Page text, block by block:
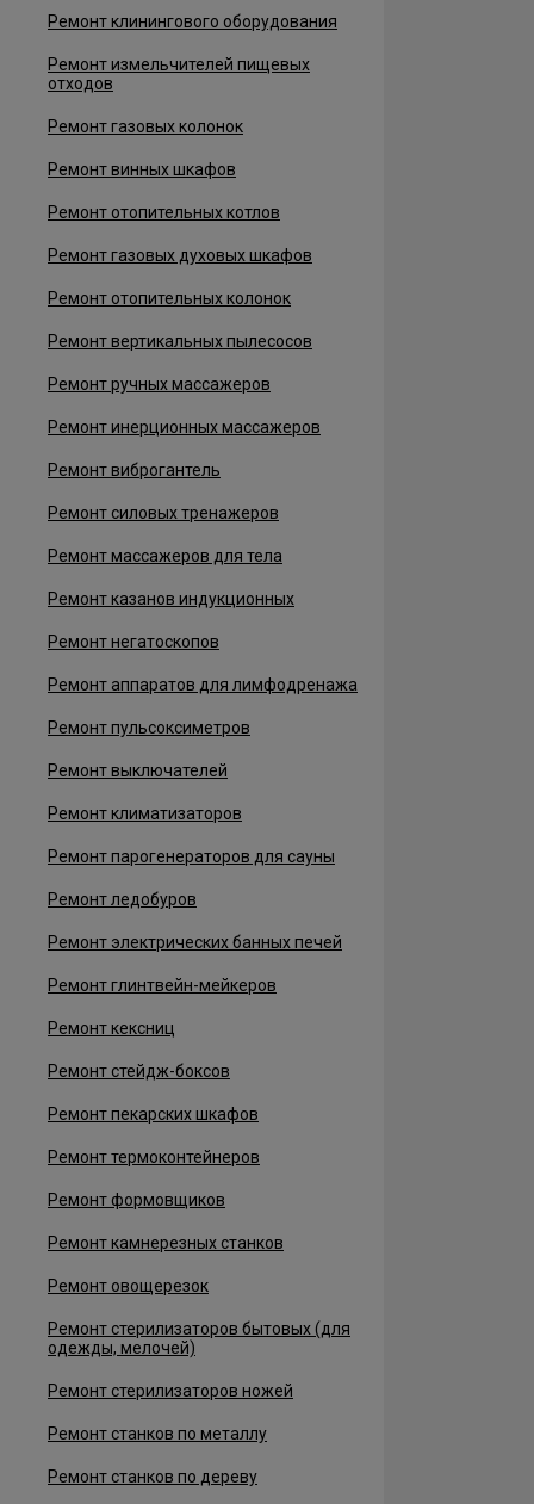
Ремонт клинингового оборудования
Ремонт измельчителей пищевых
отходов
Ремонт газовых колонок
Ремонт винных шкафов
Ремонт отопительных котлов
Ремонт газовых духовых шкафов
Ремонт отопительных колонок
Ремонт вертикальных пылесосов
Ремонт ручных массажеров
Ремонт инерционных массажеров
Ремонт виброгантель
Ремонт силовых тренажеров
Ремонт массажеров для тела
Ремонт казанов индукционных
Ремонт негатоскопов
Ремонт аппаратов для лимфодренажа
Ремонт пульсоксиметров
Ремонт выключателей
Ремонт климатизаторов
Ремонт парогенераторов для сауны
Ремонт ледобуров
Ремонт электрических банных печей
Ремонт глинтвейн-мейкеров
Ремонт кексниц
Ремонт стейдж-боксов
Ремонт пекарских шкафов
Ремонт термоконтейнеров
Ремонт формовщиков
Ремонт камнерезных станков
Ремонт овощерезок
Ремонт стерилизаторов бытовых (для
одежды, мелочей)
Ремонт стерилизаторов ножей
Ремонт станков по металлу
Ремонт станков по дереву